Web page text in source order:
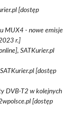
[dostęp
MUX4 - nowe emisje
r.]
SATKurier.pl
[dostęp
DVB-T2 w kolejnych
[dostęp